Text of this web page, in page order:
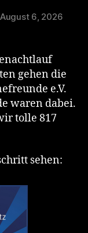
August 6, 2026
gehen die
e.V.
waren dabei.
tolle 817
sehen: